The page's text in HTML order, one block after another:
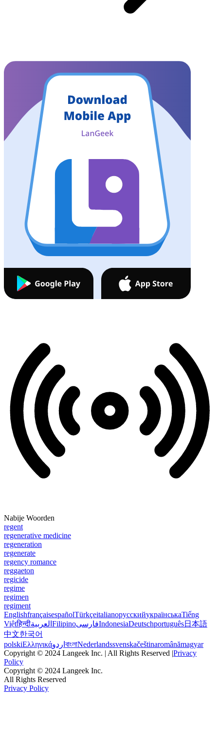
Nabije Woorden
regent
regenerative medicine
regeneration
regenerate
regency romance
reggaeton
regicide
regime
regimen
regiment
EnglishfrançaisespañolTürkçeitalianoрусскийукраїнськаTiếng
Việtहिन्दीالعربية FilipinoفارسیIndonesiaDeutschportuguês日本語
中文한국어
polskiΕλληνικάاردو বাংলাNederlandssvenskačeštinaromânămagyar
Copyright © 2024 Langeek Inc. | All Rights Reserved |Privacy
Policy
Copyright © 2024 Langeek Inc.
All Rights Reserved
Privacy Policy